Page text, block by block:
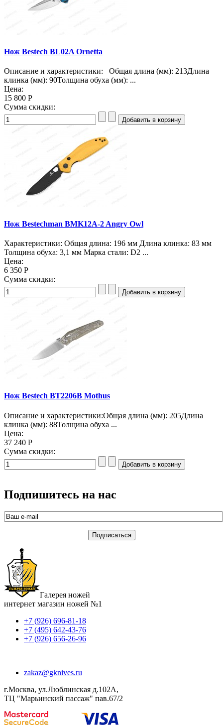
Нож Bestech BL02A Ornetta
Описание и характеристики: Общая длина (мм): 213Длина
клинка (мм): 90Толщина обуха (мм): ...
Цена:
15 800 Р
Сумма скидки:
Нож Bestechman BMK12A-2 Angry Owl
Характеристики: Общая длина: 196 мм Длина клинка: 83 мм
Толщина обуха: 3,1 мм Марка стали: D2 ...
Цена:
6 350 Р
Сумма скидки:
Нож Bestech BT2206B Mothus
Описание и характеристики:Общая длина (мм): 205Длина
клинка (мм): 88Толщина обуха ...
Цена:
37 240 Р
Сумма скидки:
Подпишитесь на нас
Галерея ножей
интернет магазин ножей №1
+7 (926) 696-81-18
+7 (495) 642-43-76
+7 (926) 656-26-96
zakaz@gknives.ru
г.Москва, ул.Люблинская д.102А,
ТЦ "Марьинский пассаж" пав.67/2